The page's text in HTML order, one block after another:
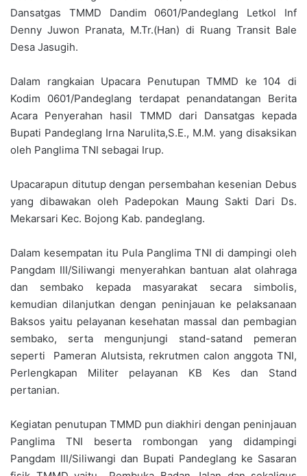
Dansatgas TMMD Dandim 0601/Pandeglang Letkol Inf
Denny Juwon Pranata, M.Tr.(Han) di Ruang Transit Bale
Desa Jasugih.
Dalam rangkaian Upacara Penutupan TMMD ke 104 di
Kodim 0601/Pandeglang terdapat penandatangan Berita
Acara Penyerahan hasil TMMD dari Dansatgas kepada
Bupati Pandeglang Irna Narulita,S.E., M.M. yang disaksikan
oleh Panglima TNI sebagai Irup.
Upacarapun ditutup dengan persembahan kesenian Debus
yang dibawakan oleh Padepokan Maung Sakti Dari Ds.
Mekarsari Kec. Bojong Kab. pandeglang.
Dalam kesempatan itu Pula Panglima TNI di dampingi oleh
Pangdam III/Siliwangi menyerahkan bantuan alat olahraga
dan sembako kepada masyarakat secara simbolis,
kemudian dilanjutkan dengan peninjauan ke pelaksanaan
Baksos yaitu pelayanan kesehatan massal dan pembagian
sembako, serta mengunjungi stand-satand pemeran
seperti Pameran Alutsista, rekrutmen calon anggota TNI,
Perlengkapan Militer pelayanan KB Kes dan Stand
pertanian.
Kegiatan penutupan TMMD pun diakhiri dengan peninjauan
Panglima TNI beserta rombongan yang didampingi
Pangdam III/Siliwangi dan Bupati Pandeglang ke Sasaran